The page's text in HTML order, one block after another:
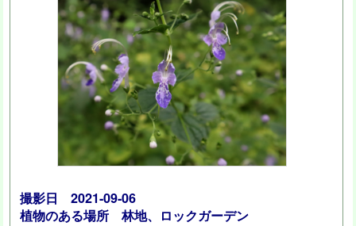
撮影日 2021-09-06
植物のある場所 林地、ロックガーデン